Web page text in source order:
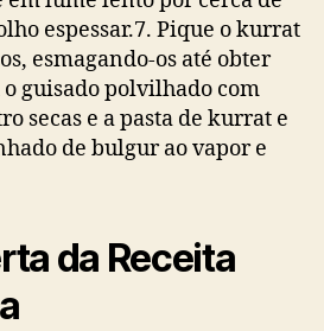
espessar.7. Pique o kurrat
esmagando-os até obter
guisado polvilhado com
secas e a pasta de kurrat e
de bulgur ao vapor e
da Receita